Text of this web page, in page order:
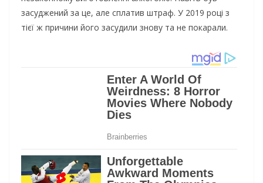
засуджений за це, але сплатив штраф. У 2019 році з
тієї ж причини його засудили знову та не покарали.